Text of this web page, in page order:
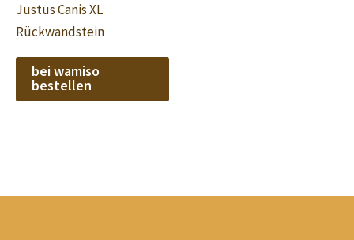
Justus Canis XL
Rückwandstein
bei wamiso
bestellen